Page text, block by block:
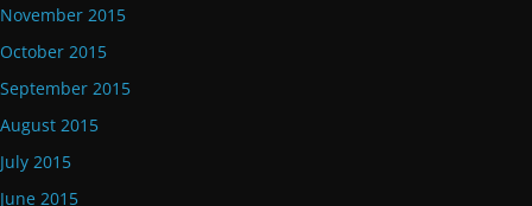
November 2015
October 2015
September 2015
August 2015
July 2015
June 2015